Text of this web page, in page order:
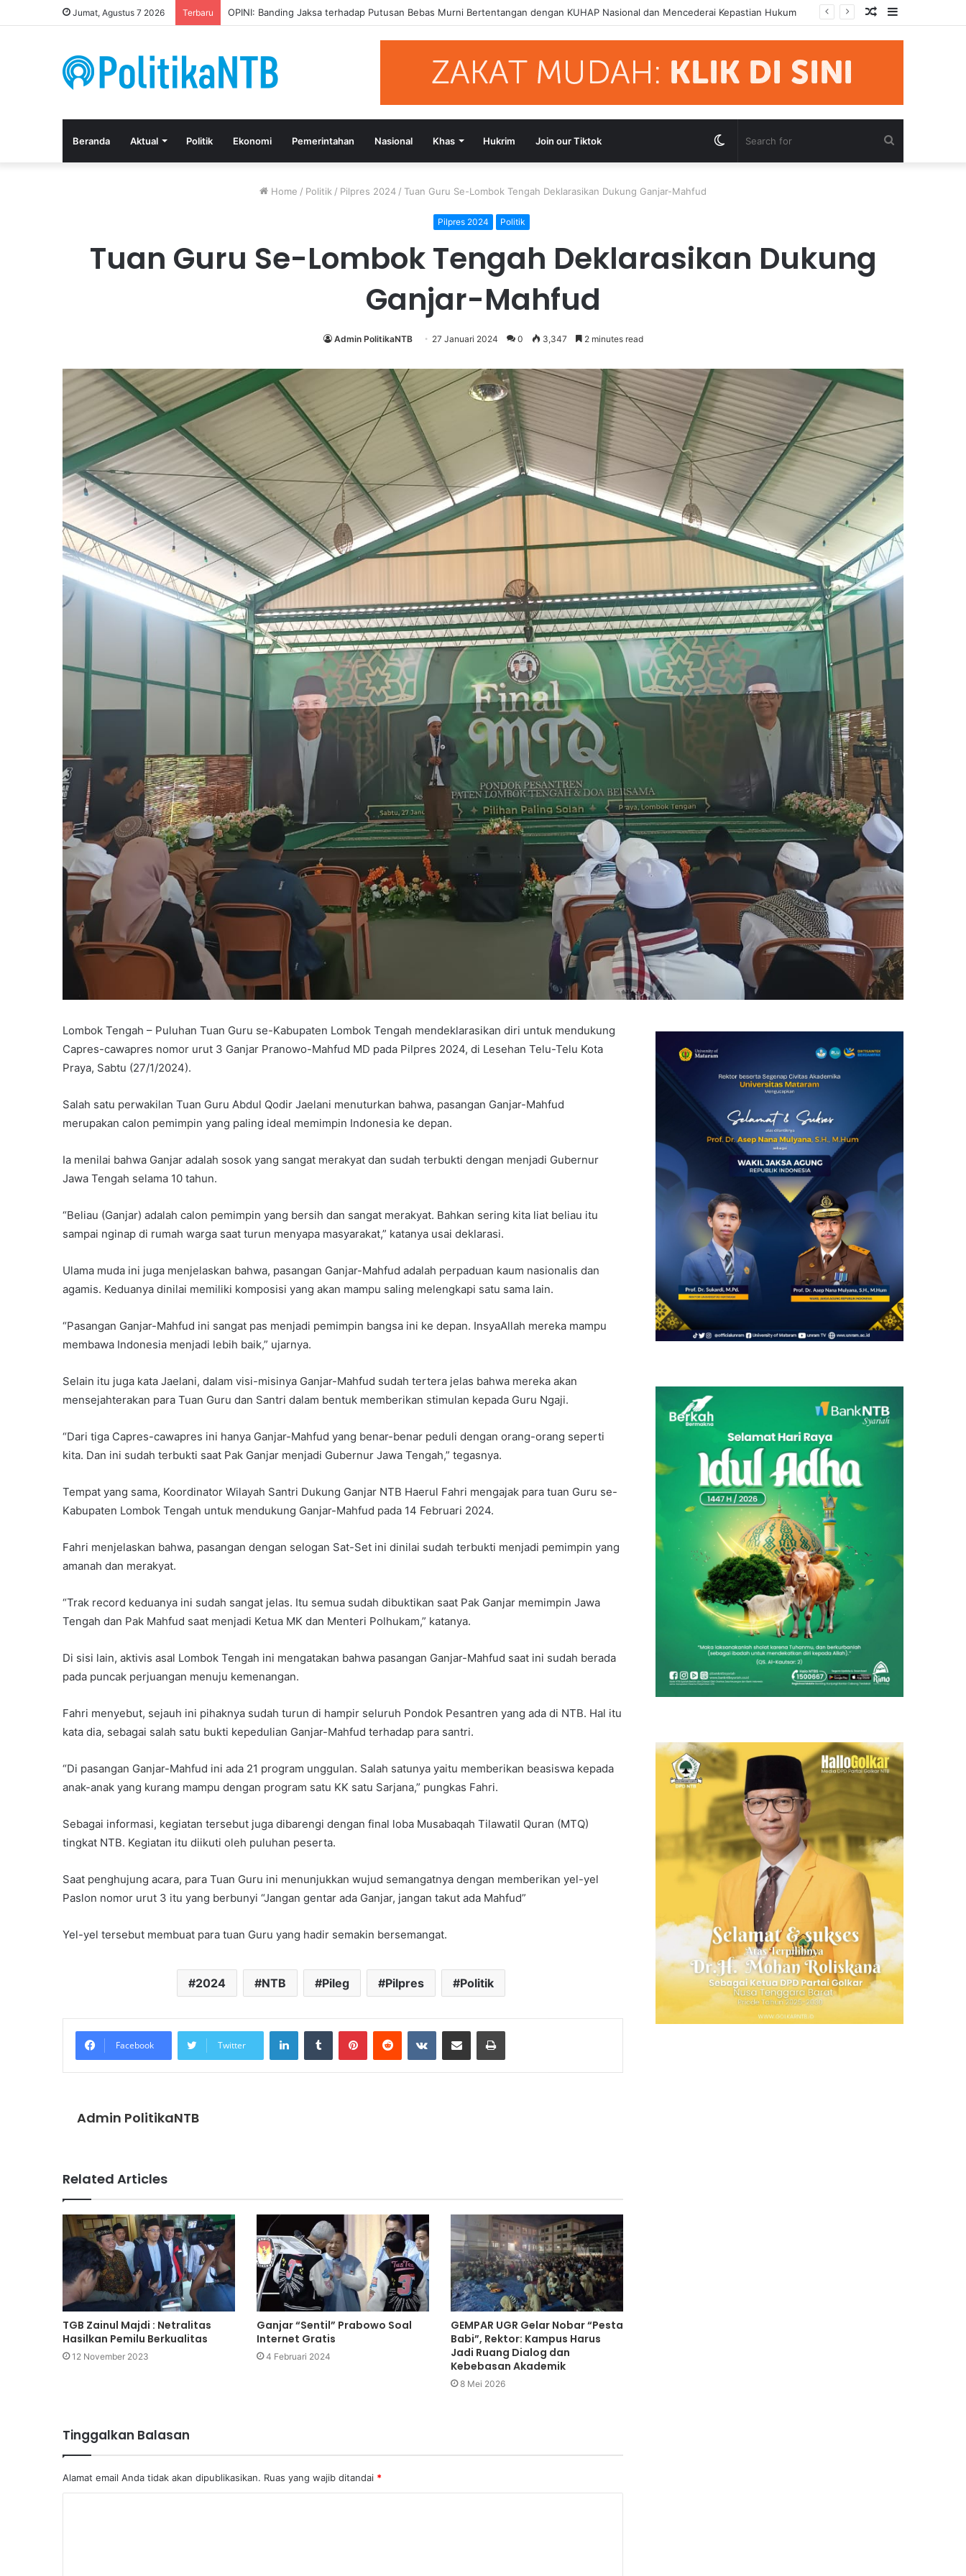
Jumat, Agustus 7 2026 Terbaru Kuasa Hukum Apresiasi Putusan Bebas Tiga Terdakwa Kasus Gratifikasi DPRD NTB, Ajak Semua Pihak Hormati Supremasi Hukum Sidebar
Random
Article
Beranda Aktual Politik Ekonomi Pemerintahan Nasional Khas Hukrim Join our Tiktok Switch
Home / Politik / Pilpres 2024 / Tuan Guru Se-Lombok Tengah Deklarasikan Dukung Ganjar-Mahfud
Pilpres 2024 Politik
Tuan Guru Se-Lombok Tengah Deklarasikan Dukung
Ganjar-Mahfud
Admin PolitikaNTB 27 Januari 2024 0 3,347 2 minutes read
Lombok Tengah – Puluhan Tuan Guru se-Kabupaten Lombok Tengah mendeklarasikan diri untuk mendukung
Capres-cawapres nomor urut 3 Ganjar Pranowo-Mahfud MD pada Pilpres 2024, di Lesehan Telu-Telu Kota
Praya, Sabtu (27/1/2024).
Salah satu perwakilan Tuan Guru Abdul Qodir Jaelani menuturkan bahwa, pasangan Ganjar-Mahfud
merupakan calon pemimpin yang paling ideal memimpin Indonesia ke depan.
Ia menilai bahwa Ganjar adalah sosok yang sangat merakyat dan sudah terbukti dengan menjadi Gubernur
Jawa Tengah selama 10 tahun.
“Beliau (Ganjar) adalah calon pemimpin yang bersih dan sangat merakyat. Bahkan sering kita liat beliau itu
sampai nginap di rumah warga saat turun menyapa masyarakat,” katanya usai deklarasi.
Ulama muda ini juga menjelaskan bahwa, pasangan Ganjar-Mahfud adalah perpaduan kaum nasionalis dan
agamis. Keduanya dinilai memiliki komposisi yang akan mampu saling melengkapi satu sama lain.
“Pasangan Ganjar-Mahfud ini sangat pas menjadi pemimpin bangsa ini ke depan. InsyaAllah mereka mampu
membawa Indonesia menjadi lebih baik,” ujarnya.
Selain itu juga kata Jaelani, dalam visi-misinya Ganjar-Mahfud sudah tertera jelas bahwa mereka akan
mensejahterakan para Tuan Guru dan Santri dalam bentuk memberikan stimulan kepada Guru Ngaji.
“Dari tiga Capres-cawapres ini hanya Ganjar-Mahfud yang benar-benar peduli dengan orang-orang seperti
kita. Dan ini sudah terbukti saat Pak Ganjar menjadi Gubernur Jawa Tengah,” tegasnya.
Tempat yang sama, Koordinator Wilayah Santri Dukung Ganjar NTB Haerul Fahri mengajak para tuan Guru se-
Kabupaten Lombok Tengah untuk mendukung Ganjar-Mahfud pada 14 Februari 2024.
Fahri menjelaskan bahwa, pasangan dengan selogan Sat-Set ini dinilai sudah terbukti menjadi pemimpin yang
amanah dan merakyat.
“Trak record keduanya ini sudah sangat jelas. Itu semua sudah dibuktikan saat Pak Ganjar memimpin Jawa
Tengah dan Pak Mahfud saat menjadi Ketua MK dan Menteri Polhukam,” katanya.
Di sisi lain, aktivis asal Lombok Tengah ini mengatakan bahwa pasangan Ganjar-Mahfud saat ini sudah berada
pada puncak perjuangan menuju kemenangan.
Fahri menyebut, sejauh ini pihaknya sudah turun di hampir seluruh Pondok Pesantren yang ada di NTB. Hal itu
kata dia, sebagai salah satu bukti kepedulian Ganjar-Mahfud terhadap para santri.
“Di pasangan Ganjar-Mahfud ini ada 21 program unggulan. Salah satunya yaitu memberikan beasiswa kepada
anak-anak yang kurang mampu dengan program satu KK satu Sarjana,” pungkas Fahri.
Sebagai informasi, kegiatan tersebut juga dibarengi dengan final loba Musabaqah Tilawatil Quran (MTQ)
tingkat NTB. Kegiatan itu diikuti oleh puluhan peserta.
Saat penghujung acara, para Tuan Guru ini menunjukkan wujud semangatnya dengan memberikan yel-yel
Paslon nomor urut 3 itu yang berbunyi “Jangan gentar ada Ganjar, jangan takut ada Mahfud”
Yel-yel tersebut membuat para tuan Guru yang hadir semakin bersemangat.
2024 NTB Pileg Pilpres Politik
Facebook Twitter
LinkedInTumblr PinterestReddit VKontakteShare via Email Print
Admin PolitikaNTB
Related Articles
TGB Zainul Majdi : Netralitas
Hasilkan Pemilu Berkualitas
12 November 2023
Ganjar “Sentil” Prabowo Soal
Internet Gratis
4 Februari 2024
GEMPAR UGR Gelar Nobar “Pesta
Babi”, Rektor: Kampus Harus
Jadi Ruang Dialog dan
Kebebasan Akademik
8 Mei 2026
Tinggalkan Balasan
Alamat email Anda tidak akan dipublikasikan. Ruas yang wajib ditandai *